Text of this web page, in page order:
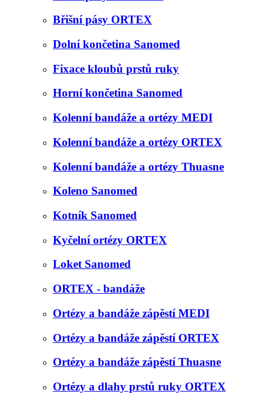
Břišní pásy ORTEX
Dolní končetina Sanomed
Fixace kloubů prstů ruky
Horní končetina Sanomed
Kolenní bandáže a ortézy MEDI
Kolenní bandáže a ortézy ORTEX
Kolenní bandáže a ortézy Thuasne
Koleno Sanomed
Kotník Sanomed
Kyčelní ortézy ORTEX
Loket Sanomed
ORTEX - bandáže
Ortézy a bandáže zápěstí MEDI
Ortézy a bandáže zápěstí ORTEX
Ortézy a bandáže zápěstí Thuasne
Ortézy a dlahy prstů ruky ORTEX